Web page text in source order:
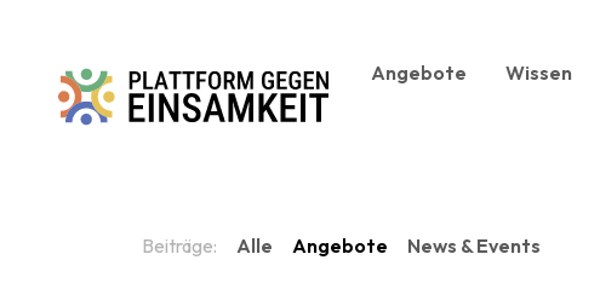
Angebote Wissen
Beiträge: Alle Angebote News & Events